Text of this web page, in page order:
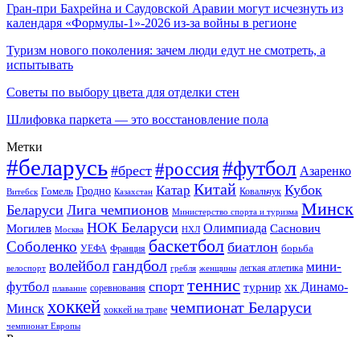
Гран-при Бахрейна и Саудовской Аравии могут исчезнуть из
календаря «Формулы-1»-2026 из-за войны в регионе
Туризм нового поколения: зачем люди едут не смотреть, а
испытывать
Советы по выбору цвета для отделки стен
Шлифовка паркета — это восстановление пола
Метки
#беларусь #брест #россия#футбол Азаренко
Витебск Гомель Гродно Казахстан Катар Китай Ковальчук Кубок
Беларуси Лига чемпионов Министерство спорта и туризма Минск
Могилев Москва НОК Беларуси НХЛ Олимпиада Саснович
Соболенко УЕФА Франция баскетбол биатлон борьба
велоспорт волейболгандбол гребля женщины легкая атлетика мини-
футбол плавание соревнования спорт теннис турнир хк Динамо-
Минск хоккей хоккей на траве чемпионат Беларуси
чемпионат Европы